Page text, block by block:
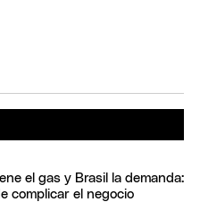
el gas y Brasil la demanda:
complicar el negocio